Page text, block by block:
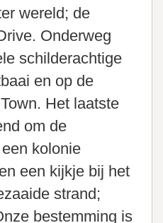
wereld; de
Onderweg
schilderachtige
en op de
Het laatste
om de
kolonie
een kijkje bij het
strand;
bestemming is